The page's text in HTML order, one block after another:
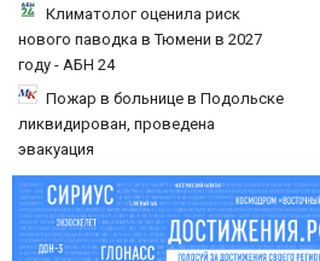
Климатолог оценила риск
нового паводка в Тюмени в 2027
году - АБН 24
Пожар в больнице в Подольске
ликвидирован, проведена
эвакуация